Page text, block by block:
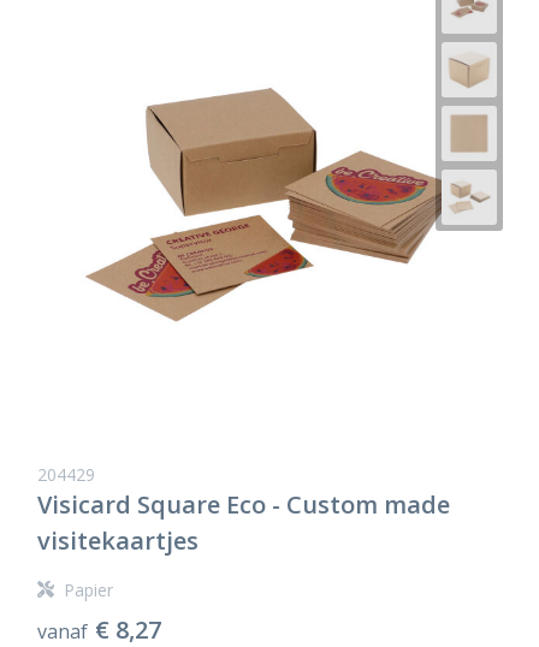
204429
Visicard Square Eco - Custom made
visitekaartjes
Papier
vanaf € 8,27